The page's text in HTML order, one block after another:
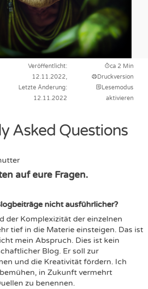
Veröffentlicht:
12.11.2022,
Letzte Änderung:
12.11.2022
ca 2 Min
Druckversion
Lesemodus
aktivieren
Asked Questions
auf eure Fragen.
nicht ausführlicher?
der Komplexizität der einzelnen
tief in die Materie einsteigen. Das ist
mein Abspruch. Dies ist kein
Blog. Er soll zur
und die Kreativität fördern. Ich
in Zukunft vermehrt
zu benennen.